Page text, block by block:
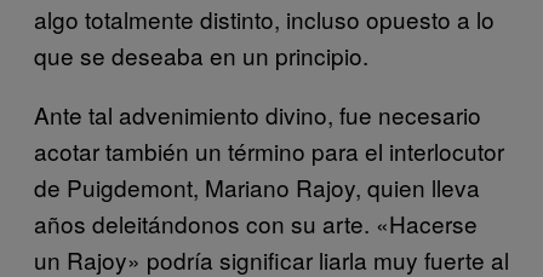
algo totalmente distinto, incluso opuesto a lo
que se deseaba en un principio.
Ante tal advenimiento divino, fue necesario
acotar también un término para el interlocutor
de Puigdemont, Mariano Rajoy, quien lleva
años deleitándonos con su arte. «Hacerse
un Rajoy» podría significar liarla muy fuerte al